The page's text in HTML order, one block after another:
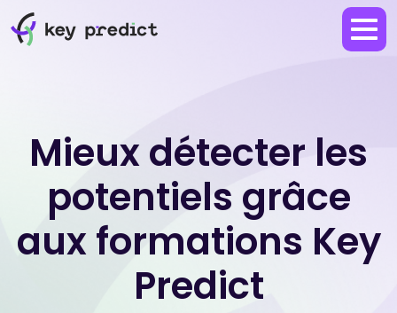
Mieux détecter les
potentiels grâce
aux formations Key
Predict